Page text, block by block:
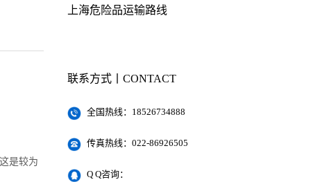
是较为
上海危险品运输路线
联系方式丨CONTACT
全国热线：18526734888
传真热线：022-86926505
Q Q咨询：